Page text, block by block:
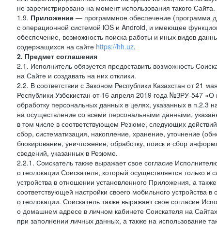
не зарегистрировано на момент использования такого Сайта.
1.9. Приложение — программное обеспечение (программа
с операционной системой iOS и Android, и имеющее
обеспечение, возможность поиска работы и иных видов
содержащихся на сайте https://hh.uz.
2. Предмет соглашения
2.1. Исполнитель обязуется предоставить возможность
на Сайте и создавать на них отклики.
2.2. В соответствии с Законом Республики Казахстан от
Республики Узбекистан от 16 апреля 2019 года №ЗРУ-547
обработку персональных данных в целях, указанных в
на осуществление со всеми персональными данными,
в том числе в соответствующем Резюме, следующих
сбор, систематизация, накопление, хранение, уточнение
блокирование, уничтожение, обработку, поиск и сбор
сведений, указанных в Резюме.
2.2.1. Соискатель также выражает свое согласие
о геолокации Соискателя, который осуществляется только
устройства в отношении установленного Приложения, а
соответствующей настройки своего мобильного устройства
о геолокации. Соискатель также выражает свое согласие
о домашнем адресе в личном кабинете Соискателя на
при заполнении личных данных, а также на использование